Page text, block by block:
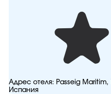
Адрес отеля: Passeig
Испания